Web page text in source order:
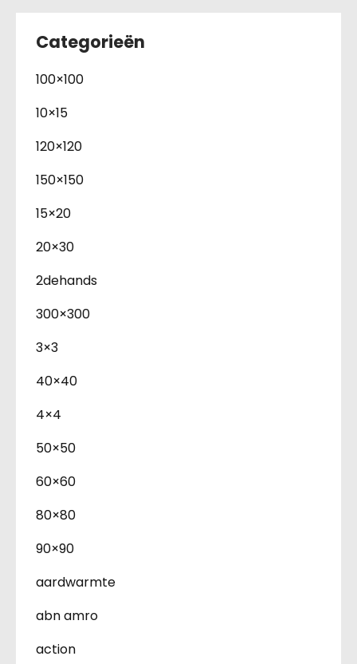
Categorieën
100×100
10×15
120×120
150×150
15×20
20×30
2dehands
300×300
3×3
40×40
4×4
50×50
60×60
80×80
90×90
aardwarmte
abn amro
action